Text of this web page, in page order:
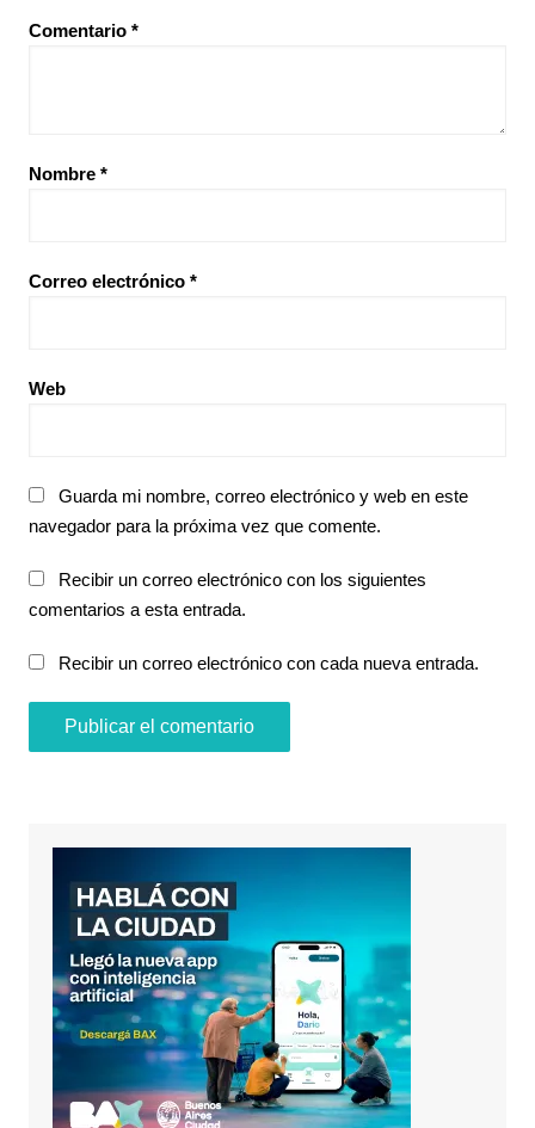
Comentario *
Nombre *
Correo electrónico *
Web
Guarda mi nombre, correo electrónico y web en este
navegador para la próxima vez que comente.
Recibir un correo electrónico con los siguientes
comentarios a esta entrada.
Recibir un correo electrónico con cada nueva entrada.